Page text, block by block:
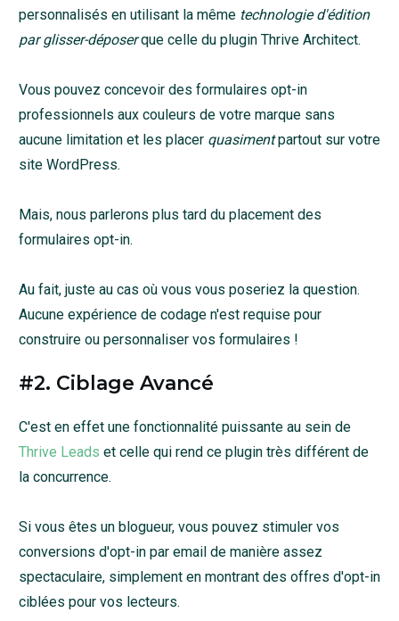
personnalisés en utilisant la même technologie d'édition
par glisser-déposerque celle du plugin Thrive Architect.
Vous pouvez concevoir des formulaires opt-in
professionnels aux couleurs de votre marque sans
aucune limitation et les placer quasimentpartout sur votre
site WordPress.
Mais, nous parlerons plus tard du placement des
formulaires opt-in.
Au fait, juste au cas où vous vous poseriez la question.
Aucune expérience de codage n'est requise pour
construire ou personnaliser vos formulaires !
#2. Ciblage Avancé
C'est en effet une fonctionnalité puissante au sein de
Thrive Leads et celle qui rend ce plugin très différent de
la concurrence.
Si vous êtes un blogueur, vous pouvez stimuler vos
conversions d'opt-in par email de manière assez
spectaculaire, simplement en montrant des offres d'opt-in
ciblées pour vos lecteurs.